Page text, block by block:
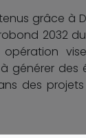
grâce à
2032
générer des
des